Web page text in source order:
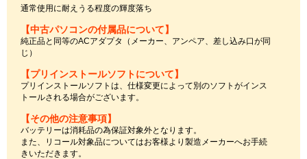
通常使用に耐えうる程度の輝度落ち
【中古パソコンの付属品について】
純正品と同等のACアダプタ（メーカー、アンペア、差し込み口が同
じ）
【プリインストールソフトについて】
プリインストールソフトは、仕様変更によって別のソフトがインス
トールされる場合がございます。
【その他の注意事項】
バッテリーは消耗品の為保証対象外となります。
また、リコール対象品についてはお客様より製造メーカーへお手続
きいただきます。